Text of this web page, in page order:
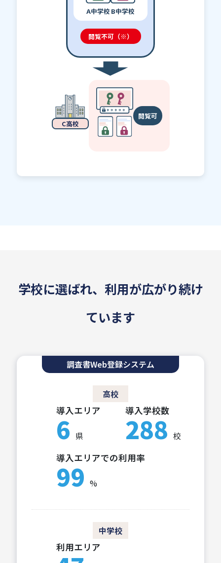
A中学校 B中学校
閲覧不可（※）
C高校
閲覧可
学校に選ばれ、利用が広がり続け
ています
調査書Web登録システム
高校
導入エリア
6 県
導入学校数
288 校
導入エリアでの利用率
99 %
中学校
利用エリア